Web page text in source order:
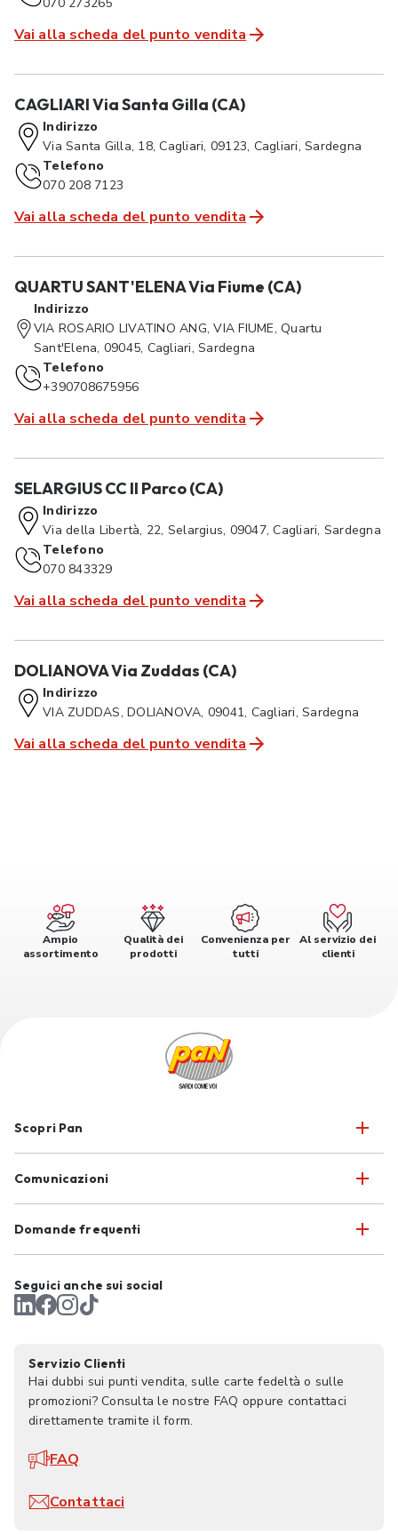
Vai alla scheda del punto vendita
CAGLIARI Via Santa Gilla (CA)
Indirizzo
Via Santa Gilla, 18, Cagliari, 09123, Cagliari, Sardegna
Telefono
070 208 7123
Vai alla scheda del punto vendita
QUARTU SANT'ELENA Via Fiume (CA)
Indirizzo
VIA ROSARIO LIVATINO ANG, VIA FIUME, Quartu
Sant'Elena, 09045, Cagliari, Sardegna
Telefono
+390708675956
Vai alla scheda del punto vendita
SELARGIUS CC Il Parco (CA)
Indirizzo
Via della Libertà, 22, Selargius, 09047, Cagliari, Sardegna
Telefono
070 843329
Vai alla scheda del punto vendita
DOLIANOVA Via Zuddas (CA)
Indirizzo
VIA ZUDDAS, DOLIANOVA, 09041, Cagliari, Sardegna
Vai alla scheda del punto vendita
Ampio
assortimento
Qualità dei
prodotti
Convenienza per
tutti
Al servizio dei
clienti
Scopri Pan
Comunicazioni
Domande frequenti
Seguici anche sui social
Servizio Clienti
Hai dubbi sui punti vendita, sulle carte fedeltà o sulle
promozioni? Consulta le nostre FAQ oppure contattaci
direttamente tramite il form.
FAQ
Contattaci